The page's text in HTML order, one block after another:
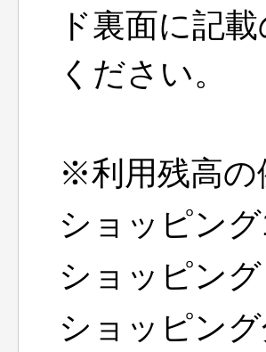
ド裏面に記
ください。
※利用残高の
ショッピン
ショッピン
ショッピン